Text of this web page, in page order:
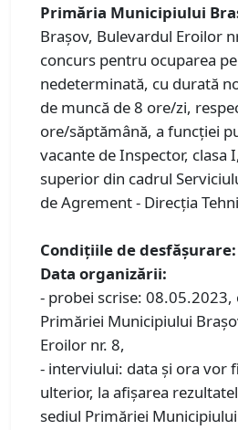
Primăria Municipiului
Braşov, Bulevardul Eroilor
concurs pentru ocuparea
nedeterminată, cu durată
de muncă de 8 ore/zi,
ore/săptămână, a funcţiei
vacante de Inspector, clasa
superior din cadrul
de Agrement - Direcţia
Condiţiile de desfăşurare:
Data organizării:
- probei scrise: 08.05.2023,
Primăriei Municipiului
Eroilor nr. 8,
- interviului: data şi ora vor
ulterior, la afişarea
sediul Primăriei